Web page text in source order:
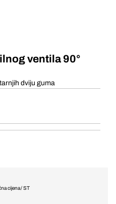
ventila 90°
dviju guma
cijena / ST